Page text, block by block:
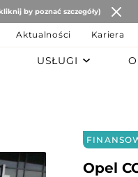
by poznać szczegóły)
Aktualności Kariera
USŁUGI
Mazda
Opel